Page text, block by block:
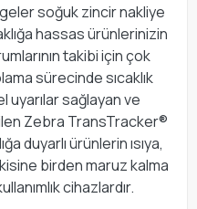
soğuk zincir nakliye
hassas ürünlerinizin
takibi için çok
sürecinde sıcaklık
uyarılar sağlayan ve
Zebra TransTracker®
duyarlı ürünlerin ısıya,
birden maruz kalma
cihazlardır.